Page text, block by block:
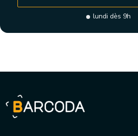
lundi dès 9h